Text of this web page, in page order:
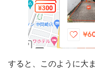
すると、このように大